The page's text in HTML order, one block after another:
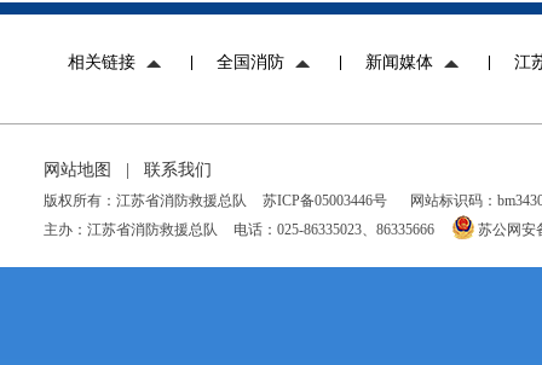
相关链接 全国消防 新闻媒体 江
网站地图 联系我们
版权所有：江苏省消防救援总队 苏ICP备05003446号
网站标识码：
主办：江苏省消防救援总队
电话：025-86335023、86335666 苏公网安